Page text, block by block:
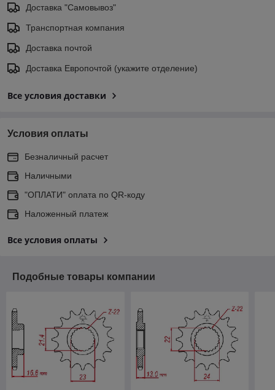
Доставка "Самовывоз"
Транспортная компания
Доставка почтой
Доставка Европочтой (укажите отделение)
Все условия доставки
Условия оплаты
Безналичный расчет
Наличными
"ОПЛАТИ" оплата по QR-коду
Наложенный платеж
Все условия оплаты
Подобные товары компании